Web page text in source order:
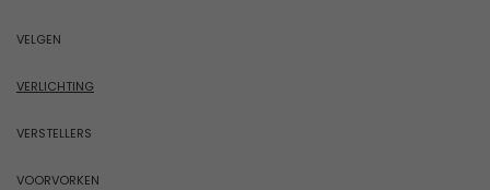
VELGEN
VERLICHTING
VERSTELLERS
VOORVORKEN